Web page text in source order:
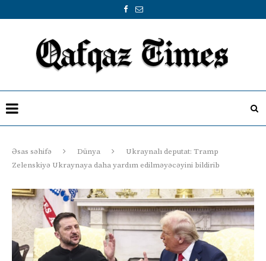
Əsas səhifə Dünya
Ukraynalı deputat: Tramp
Zelenskiyə Ukraynaya daha yardım edilməyəcəyini bildirib